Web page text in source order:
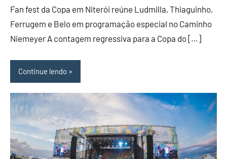
DN
Fan fest da Copa em Niterói reúne Ludmilla, Thiaguinho,
Ferrugem e Belo em programação especial no Caminho
Niemeyer A contagem regressiva para a Copa do […]
Continue lendo